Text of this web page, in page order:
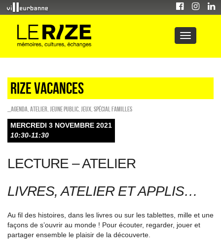
RIZE VACANCES
_Agenda Atelier Jeune public Jeux Spécial familles
MERCREDI 3 NOVEMBRE 2021
10:30-11:30
LECTURE – ATELIER
LIVRES, ATELIER ET APPLIS…
Au fil des histoires, dans les livres ou sur les tablettes, mille et une
façons de s’ouvrir au monde ! Pour écouter, regarder, jouer et
partager ensemble le plaisir de la découverte.